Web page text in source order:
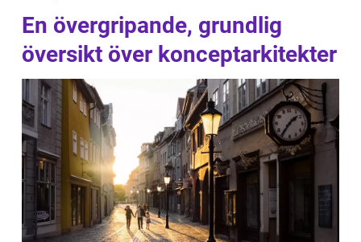
En övergripande, grundlig
översikt över konceptarkitekter